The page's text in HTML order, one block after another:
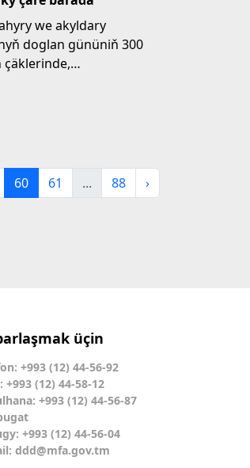
we akyldary
doglan gününiň 300
çäklerinde,
60 61 ... 88 ›
üçin
+993 (12) 44-56-92
+993 (12) 44-58-12
+993 (12) 44-56-87
+993 (12) 44-56-04
ddd@mfa.gov.tm